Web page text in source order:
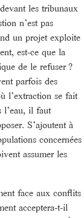
les tribunaux
n’est pas
un projet exploite
est-ce que la
de le refuser ?
parfois des
l’extraction se fait
l’eau, il faut
S’ajoutent à
concernées
assumer les
face aux conflits
acceptera-t-il